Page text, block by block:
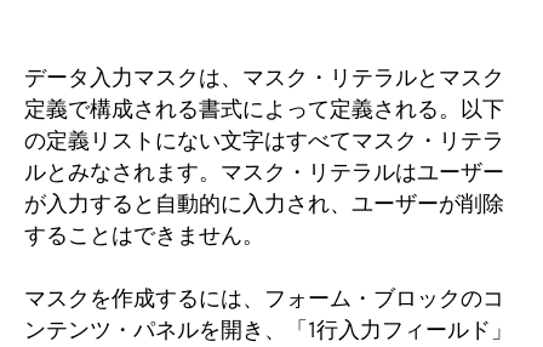
データ入力マスクは、マスク・リテラルとマスク
定義で構成される書式によって定義される。以下
の定義リストにない文字はすべてマスク・リテラ
ルとみなされます。マスク・リテラルはユーザー
が入力すると自動的に入力され、ユーザーが削除
することはできません。
マスクを作成するには、フォーム・ブロックのコ
ンテンツ・パネルを開き、「1行入力フィールド」